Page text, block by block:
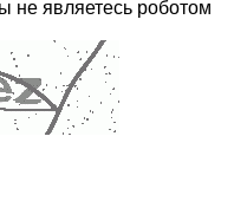
не являетесь роботом